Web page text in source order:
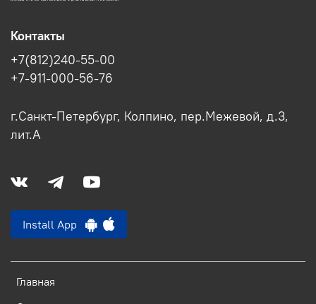
Главная
Контакты
+7(812)240-55-00
+7-911-000-56-76
г.Санкт-Петербург, Колпино, пер.Межевой, д.3,
лит.А
Install App